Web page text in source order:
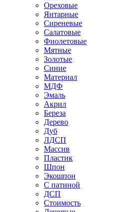
Ореховые
Янтарные
Сиреневые
Салатовые
Фиолетовые
Мятные
Золотые
Синие
Материал
МДФ
Эмаль
Акрил
Береза
Дерево
Дуб
ЛДСП
Массив
Пластик
Шпон
Экошпон
С патиной
ДСП
Стоимость